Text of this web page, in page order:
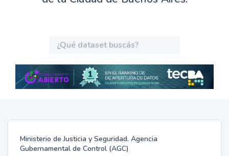
Ministerio de Justicia y Seguridad. Agencia
Gubernamental de Control (AGC)